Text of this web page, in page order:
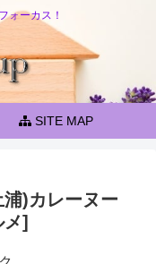
ォーカス！
SITE MAP
)カレーヌー
]